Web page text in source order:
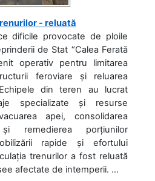
- reluată
dificile provocate de ploile
de Stat “Calea Ferată
operativ pentru limitarea
feroviare și reluarea
din teren au lucrat
specializate și resurse
apei, consolidarea
remedierea porțiunilor
rapide și efortului
trenurilor a fost reluată
afectate de intemperii. ...